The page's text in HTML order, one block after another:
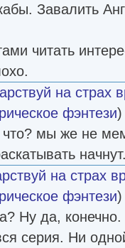
Завалить
читать
на страх
фэнтези)
что? мы же не
на страх
фэнтези)
Ну да,
вся серия. Ни